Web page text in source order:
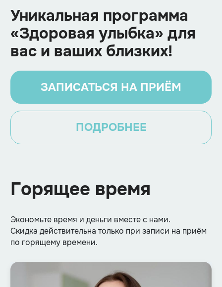
Уникальная программа
«Здоровая улыбка» для
вас и ваших близких!
ЗАПИСАТЬСЯ НА ПРИЁМ
ПОДРОБНЕЕ
Горящее время
Экономьте время и деньги вместе с нами.
Скидка действительна только при записи на приём
по горящему времени.